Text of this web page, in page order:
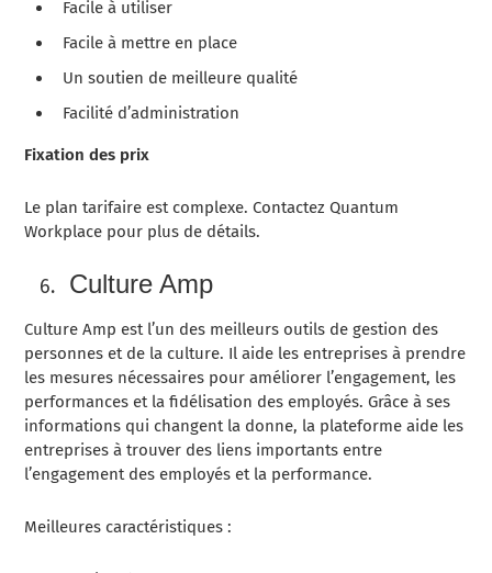
Facile à utiliser
Facile à mettre en place
Un soutien de meilleure qualité
Facilité d’administration
Fixation des prix
Le plan tarifaire est complexe. Contactez Quantum
Workplace pour plus de détails.
Culture Amp
Culture Amp est l’un des meilleurs outils de gestion des
personnes et de la culture. Il aide les entreprises à prendre
les mesures nécessaires pour améliorer l’engagement, les
performances et la fidélisation des employés. Grâce à ses
informations qui changent la donne, la plateforme aide les
entreprises à trouver des liens importants entre
l’engagement des employés et la performance.
Meilleures caractéristiques :